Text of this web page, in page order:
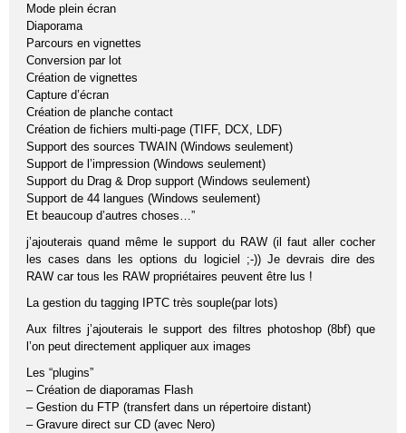
Mode plein écran
Diaporama
Parcours en vignettes
Conversion par lot
Création de vignettes
Capture d’écran
Création de planche contact
Création de fichiers multi-page (TIFF, DCX, LDF)
Support des sources TWAIN (Windows seulement)
Support de l’impression (Windows seulement)
Support du Drag & Drop support (Windows seulement)
Support de 44 langues (Windows seulement)
Et beaucoup d’autres choses…”
j’ajouterais quand même le support du RAW (il faut aller cocher
les cases dans les options du logiciel ;-)) Je devrais dire des
RAW car tous les RAW propriétaires peuvent être lus !
La gestion du tagging IPTC très souple(par lots)
Aux filtres j’ajouterais le support des filtres photoshop (8bf) que
l’on peut directement appliquer aux images
Les “plugins”
– Création de diaporamas Flash
– Gestion du FTP (transfert dans un répertoire distant)
– Gravure direct sur CD (avec Nero)